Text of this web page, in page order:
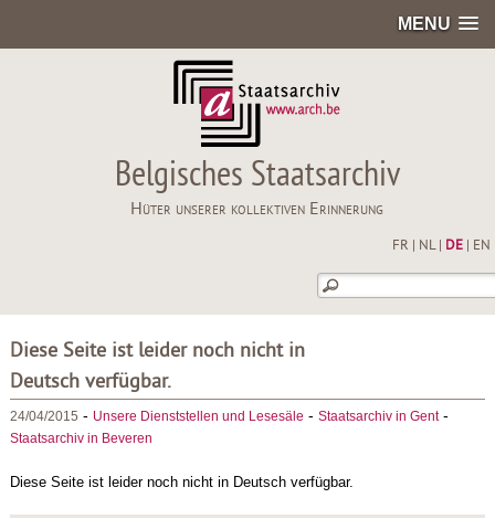
MENU
Belgisches Staatsarchiv
Hüter unserer kollektiven Erinnerung
FR NL| DE| EN
Diese Seite ist leider noch nicht in
Deutsch verfügbar.
24/04/2015 - Unsere Dienststellen und Lesesäle - Staatsarchiv in Gent-
Staatsarchiv in Beveren
Diese Seite ist leider noch nicht in Deutsch verfügbar.